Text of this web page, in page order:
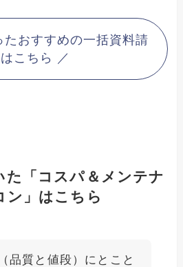
たおすすめの一括資料請
こちら ／
た「コスパ＆メンテナ
ン」はこちら
品質と値段）にとこと